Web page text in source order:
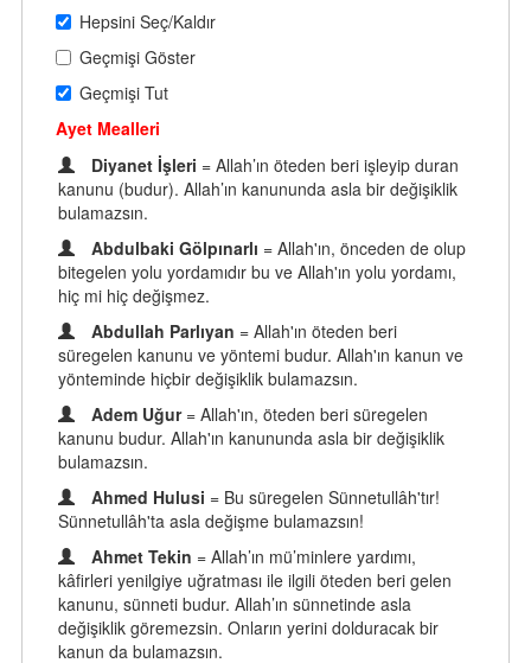
Hepsini Seç/Kaldır
Geçmişi Göster
Geçmişi Tut
Ayet Mealleri
Diyanet İşleri = Allah’ın öteden beri işleyip duran
kanunu (budur). Allah’ın kanununda asla bir değişiklik
bulamazsın.
Abdulbaki Gölpınarlı = Allah'ın, önceden de olup
bitegelen yolu yordamıdır bu ve Allah'ın yolu yordamı,
hiç mi hiç değişmez.
Abdullah Parlıyan = Allah'ın öteden beri
süregelen kanunu ve yöntemi budur. Allah'ın kanun ve
yönteminde hiçbir değişiklik bulamazsın.
Adem Uğur = Allah'ın, öteden beri süregelen
kanunu budur. Allah'ın kanununda asla bir değişiklik
bulamazsın.
Ahmed Hulusi = Bu süregelen Sünnetullâh'tır!
Sünnetullâh'ta asla değişme bulamazsın!
Ahmet Tekin = Allah’ın mü’minlere yardımı,
kâfirleri yenilgiye uğratması ile ilgili öteden beri gelen
kanunu, sünneti budur. Allah’ın sünnetinde asla
değişiklik göremezsin. Onların yerini dolduracak bir
kanun da bulamazsın.